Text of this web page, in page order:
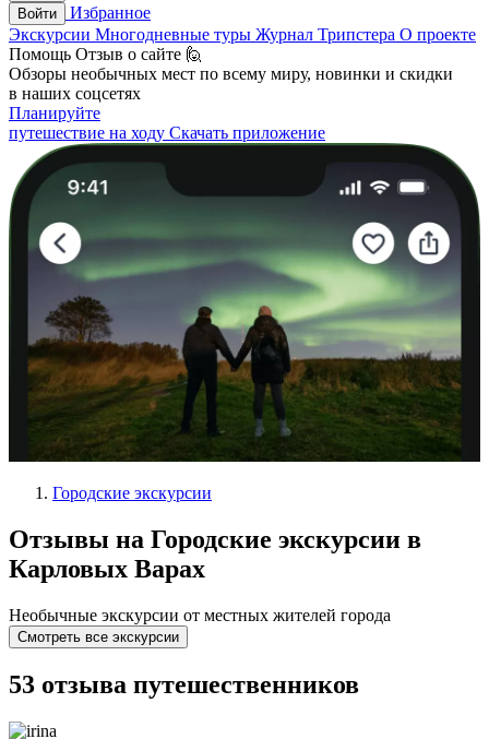
Войти
Избранное
Экскурсии Многодневные туры Журнал Трипстера О проекте
Помощь Отзыв о сайте 🙋
Обзоры необычных мест по всему миру, новинки и скидки
в наших соцсетях
Планируйте
путешествие на ходу Скачать приложение
Городские экскурсии
Отзывы на Городские экскурсии в
Карловых Варах
Необычные экскурсии от местных жителей города
Смотреть все экскурсии
53 отзыва путешественников